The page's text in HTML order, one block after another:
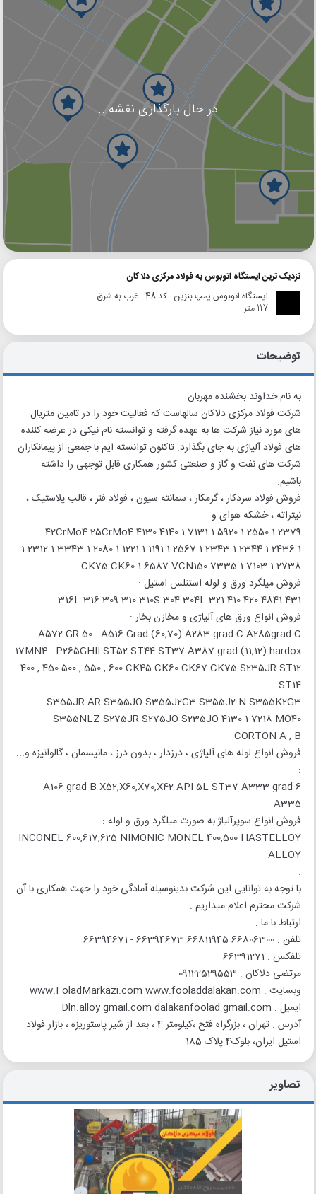
در حال بارگذاری نقشه...
گوگل
نزدیک ترین ایستگاه اتوبوس به فولاد مرکزی دلاکان
ایستگاه اتوبوس پمپ بنزین - کد 48 - غرب به شرق
117 متر
توضیحات
به نام خداوند بخشنده مهربان
شرکت فولاد مرکزی دلاکان سالهاست که فعالیت خود را در تامین متریال
های مورد نیاز شرکت ها به عهده گرفته و توانسته نام نیکی در عرضه کننده
های فولاد آلیاژی به جای بگذارد. تاکنون توانسته ایم با جمعی از پیمانکاران
شرکت های نفت و گاز و صنعتی کشور همکاری قابل توجهی را داشته
باشیم.
فروش فولاد سردکار ، گرمکار ، سمانته سیون ، فولاد فنر ، قالب پلاستیک ،
نیتراته ، خشکه هوای و...
42CrMo4 25CrMo4 4130 4140 1 7131 1 5920 1 2550 1 2379
1 2436 1 2344 1 2343 1 2567 1 1191 1 1221 1 2080 1 3343 1 2312 1
2738 1 7103 1 7335 CK75 CK60 1.6587 VCN150
فروش میلگرد ورق و لوله استنلس استیل :
316L 316 309 310 310S 304 304L 321 410 420 4841 431
فروش انواع ورق های آلیاژی و مخازن بخار :
A572 GR 50 - A516 Grad (60,70) A283 grad C A285grad C
17MN4 - P265GHII ST52 ST44 ST37 A387 grad (11,12) hardox
400 , 450 500 , 550 , 600 CK45 CK60 CK67 CK75 S235JR ST12
ST14
S355JR AR S355JO S355J2G3 S355J2 N S355K2G3
S355NLZ S275JR S275JO S235JO 4130 1 7218 MO40
CORTON A , B
فروش انواع لوله های آلیاژی ، درزدار ، بدون درز ، مانیسمان ، گالوانیزه و...
:
A106 grad B X52,X60,X70,X42 API 5L ST37 A333 grad 6
A335
فروش انواع سوپرآلیاژ به صورت میلگرد ورق و لوله :
INCONEL 600,617,625 NIMONIC MONEL 400,500 HASTELLOY
ALLOY
.
با توجه به توانایی این شرکت بدینوسیله آمادگی خود را جهت همکاری با آن
شرکت محترم اعلام میداریم .
ارتباط با ما :
تلفن : 66806300 66811945 66394673 - 66394671
تلفکس : 66391271
مرتضی دلاکان : 09122529553
وبسایت : www.FoladMarkazi.com www.fooladdalakan.com
ایمیل : Dln.alloy gmail.com dalakanfoolad gmail.com
آدرس : تهران ، بزرگراه فتح ،کیلومتر 4 ، بعد از شیر پاستوریزه ، بازار فولاد
استیل ایران، بلوک4 پلاک 185
تصاویر